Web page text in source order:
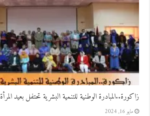
زاكورة..المبادرة الوطنية للتنمية البشرية تحتفل بعيد المرأة
مايو 16, 2024